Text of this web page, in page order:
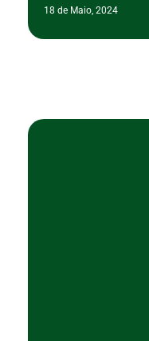
18 de Maio, 2024